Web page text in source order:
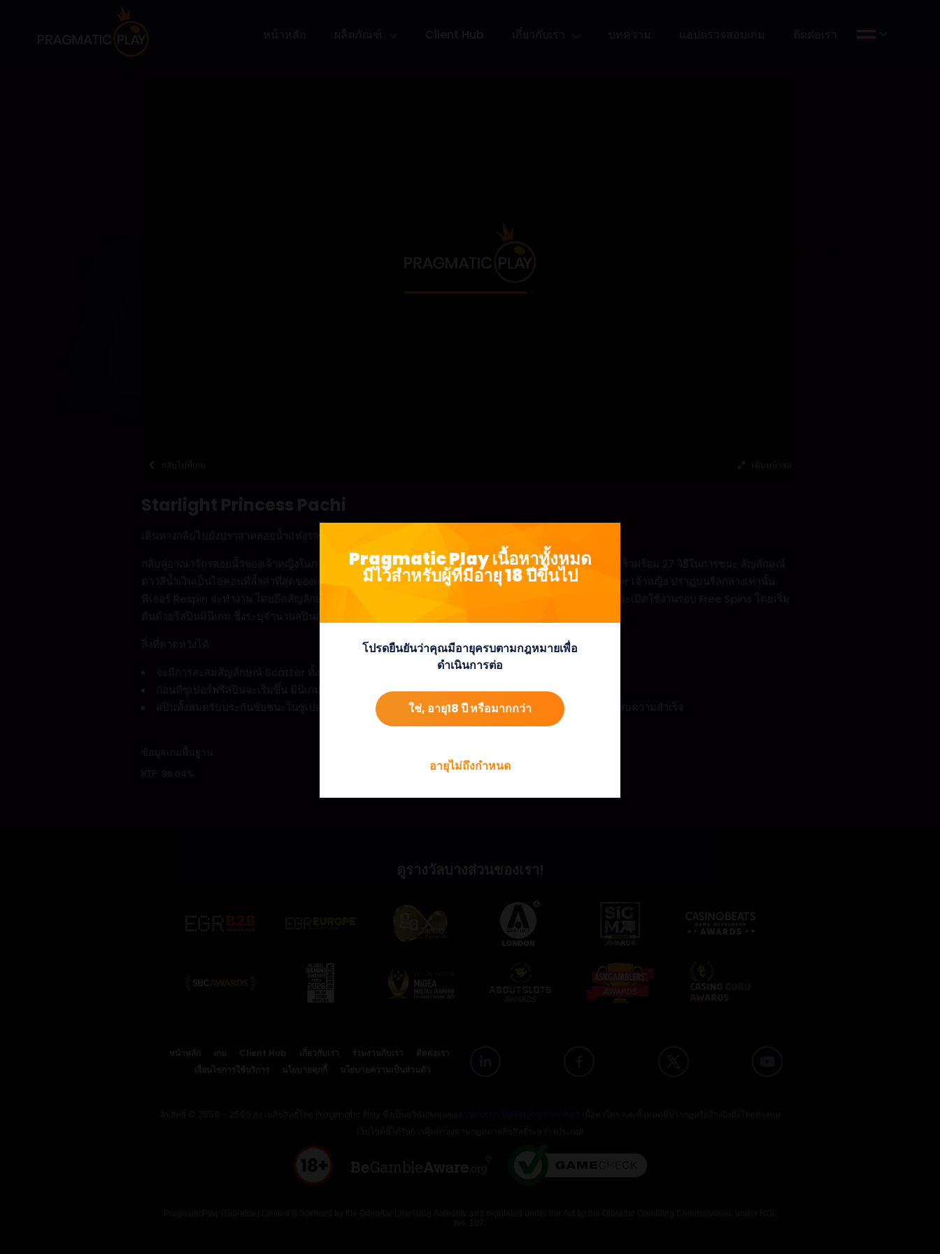
กลับไปที่เกม เต็มหน้าจอ
Starlight Princess Pachi
เดินทางกลับไปยังปราสาทลอยน้ำแห่งราชวงศ์ใน Starlight Princess Pachi
กลับสู่อาณาจักรลอยน้ำของเจ้าหญิงในภาคล่าสุดของซีรีส์ Starlight Princess ในเกมสล็อตขนาด 3×3 ที่รวดเร็วพร้อม 27 วิธีในการชนะ สัญลักษณ์
ดาวสีน้ำเงินเป็นไอคอนที่ล้ำค่าที่สุดของเกมนี้ ในขณะที่มีทั้งรีสปินและฟรีสปินอยู่ในเกม หากสัญลักษณ์ Scatter เจ้าหญิง ปราฎบนรีลกลางเท่านั้น
ฟีเจอร์ Respin จะทำงาน โดยยึดสัญลักษณ์ไว้กับที่ในขณะที่รีลอื่นๆ หมุน สัญลักษณ์ Scatter สามสัญลักษณ์จะเปิดใช้งานรอบ Free Spins โดยเริ่ม
ต้นด้วยรีสปินมินิเกม ซึ่งระบุจำนวนสปินสำหรับเริ่มโบนัส
สิ่งที่คาดหวังได้:
จะมีการสะสมสัญลักษณ์ Scatter ทั้งหมดในระหว่างฟรีสปิน โดย 12 สัญลักษณ์จะให้รางวัลซูเปอร์ฟรีสปิน
ก่อนที่ซูเปอร์ฟรีสปินจะเริ่มขึ้น มินิเกมจะทำงานโดยให้รางวัลตัวคูณสูงถึง 91x
สปินทั้งหมดรับประกันชัยชนะในซูเปอร์ฟรีสปิน และตัวคูณทั้งหมดที่สะสมได้จะมีใช้กับทุกชุดค่าผสมที่ประสบความสำเร็จ
ข้อมูลเกมพื้นฐาน
RTP: 96.04%
ดูรางวัลบางส่วนของเรา!
หน้าหลัก เกม Client Hub เกี่ยวกับเรา ร่วมงานกับเรา
ติดต่อเรา
เงื่อนไขการใช้บริการ
นโยบายคุกกี้ นโยบายความเป็นส่วนตัว
Pragmatic Play เนื้อหาทั้งหมด
มีไว้สำหรับผู้ที่มีอายุ 18 ปีขึ้นไป
โปรดยืนยันว่าคุณมีอายุครบตามกฎหมายเพื่อ
ดำเนินการต่อ
ใช่, อายุ18 ปี หรือมากกว่า
อายุไม่ถึงกำหนด